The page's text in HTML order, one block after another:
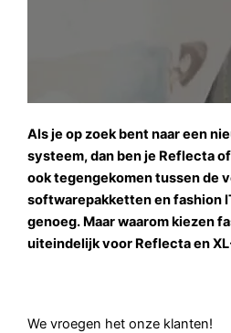
Als je op zoek bent naar een
systeem, dan ben je Reflecta
ook tegengekomen tussen de
softwarepakketten en fashion
genoeg. Maar waarom kiezen
uiteindelijk voor Reflecta en
We vroegen het onze klanten!